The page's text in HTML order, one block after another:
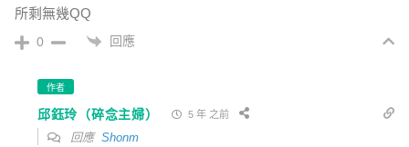
所剩無幾QQ
0 回應
作者
邱鈺玲（碎念主婦） 5 年 之前
回應 Shonm